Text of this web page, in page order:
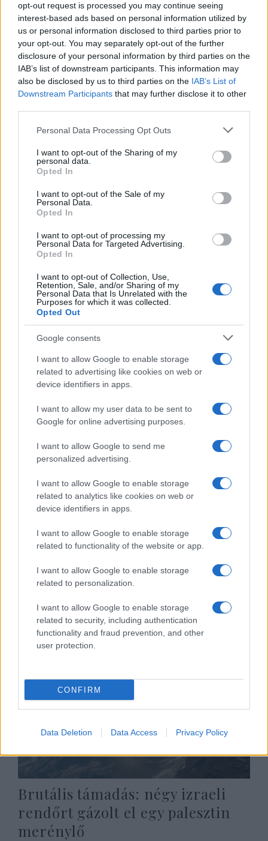
opt-out request is processed you may continue seeing
interest-based ads based on personal information utilized by
us or personal information disclosed to third parties prior to
your opt-out. You may separately opt-out of the further
disclosure of your personal information by third parties on the
IAB’s list of downstream participants. This information may
also be disclosed by us to third parties on the IAB’s List of
Downstream Participants that may further disclose it to other
Please note that this website/app uses one or more Google
not limited to your visit or usage behaviour. You may click to
grant or deny consent to Google and its third-party tags to
use your data for below specified purposes in below Google
consent section.
Personal Data Processing Opt Outs
I want to opt-out of the Sharing of my
personal data.
Opted In
I want to opt-out of the Sale of my
Personal Data.
Opted In
I want to opt-out of processing my
Personal Data for Targeted Advertising.
Opted In
I want to opt-out of Collection, Use,
Retention, Sale, and/or Sharing of my
Personal Data that Is Unrelated with the
Purposes for which it was collected.
Opted Out
Google consents
I want to allow Google to enable storage
related to advertising like cookies on web or
device identifiers in apps.
I want to allow my user data to be sent to
Google for online advertising purposes.
I want to allow Google to send me
personalized advertising.
I want to allow Google to enable storage
related to analytics like cookies on web or
device identifiers in apps.
I want to allow Google to enable storage
related to functionality of the website or app.
I want to allow Google to enable storage
related to personalization.
I want to allow Google to enable storage
related to security, including authentication
functionality and fraud prevention, and other
user protection.
CONFIRM
Data Deletion Data Access Privacy Policy
hócipője a hollandiai zsidóknak
2024. április 3.
A palesztin államiság
elismerésére készül egy fontos
európai állam
Szakértő: izraeli nagykövetségek
elleni támadások várhatóak
2024. április 3.
Brutális támadás: négy izraeli
rendőrt gázolt el egy palesztin
merénylő